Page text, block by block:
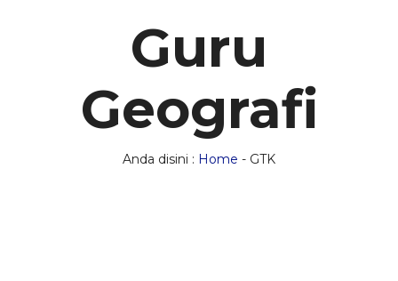
Guru
Geografi
Anda disini : Home - GTK